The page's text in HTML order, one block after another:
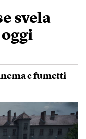
svela
oggi
e fumetti